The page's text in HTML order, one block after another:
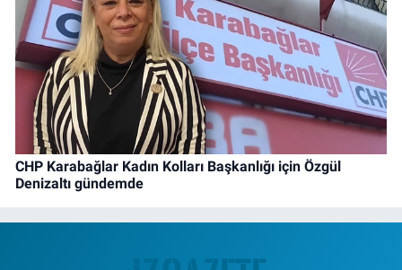
CHP Karabağlar Kadın Kolları Başkanlığı için Özgül
Denizaltı gündemde